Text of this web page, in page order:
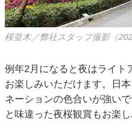
桜並木／弊社スタッフ撮影（
例年2月になると夜はライト
お楽しみいただけます。日
ネーションの色合いが強い
と味違った夜桜観賞もお楽し